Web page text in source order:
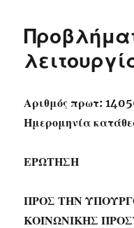
Αριθμός πρωτ:
Ημερομηνία
ΕΡΩΤΗΣΗ
ΠΡΟΣ ΤΗΝ
ΚΟΙΝΩΝΙΚΗΣ